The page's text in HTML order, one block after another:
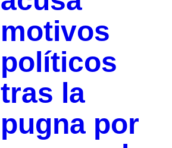
motivos
políticos
tras la
pugna por